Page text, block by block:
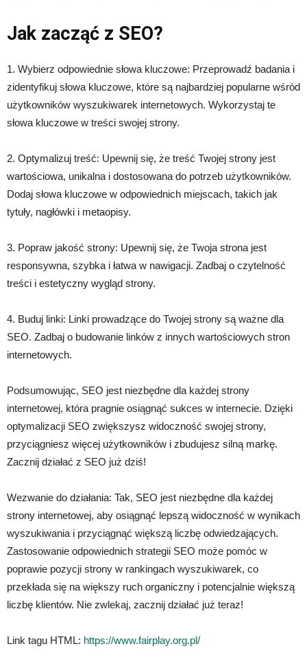
Jak zacząć z SEO?
1. Wybierz odpowiednie słowa kluczowe: Przeprowadź badania i
zidentyfikuj słowa kluczowe, które są najbardziej popularne wśród
użytkowników wyszukiwarek internetowych. Wykorzystaj te
słowa kluczowe w treści swojej strony.
2. Optymalizuj treść: Upewnij się, że treść Twojej strony jest
wartościowa, unikalna i dostosowana do potrzeb użytkowników.
Dodaj słowa kluczowe w odpowiednich miejscach, takich jak
tytuły, nagłówki i metaopisy.
3. Popraw jakość strony: Upewnij się, że Twoja strona jest
responsywna, szybka i łatwa w nawigacji. Zadbaj o czytelność
treści i estetyczny wygląd strony.
4. Buduj linki: Linki prowadzące do Twojej strony są ważne dla
SEO. Zadbaj o budowanie linków z innych wartościowych stron
internetowych.
Podsumowując, SEO jest niezbędne dla każdej strony
internetowej, która pragnie osiągnąć sukces w internecie. Dzięki
optymalizacji SEO zwiększysz widoczność swojej strony,
przyciągniesz więcej użytkowników i zbudujesz silną markę.
Zacznij działać z SEO już dziś!
Wezwanie do działania: Tak, SEO jest niezbędne dla każdej
strony internetowej, aby osiągnąć lepszą widoczność w wynikach
wyszukiwania i przyciągnąć większą liczbę odwiedzających.
Zastosowanie odpowiednich strategii SEO może pomóc w
poprawie pozycji strony w rankingach wyszukiwarek, co
przekłada się na większy ruch organiczny i potencjalnie większą
liczbę klientów. Nie zwlekaj, zacznij działać już teraz!
Link tagu HTML: https://www.fairplay.org.pl/